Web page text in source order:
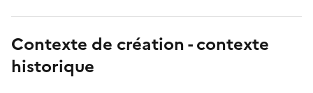
Contexte de création - contexte
historique